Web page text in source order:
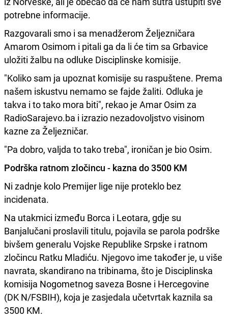
potrebne informacije.
Razgovarali smo i sa menadžerom Željezničara
Amarom Osimom i pitali ga da li će tim sa Grbavice
uložiti žalbu na odluke Disciplinske komisije.
"Koliko sam ja upoznat komisije su raspuštene. Prema
našem iskustvu nemamo se fajde žaliti. Odluka je
takva i to tako mora biti", rekao je Amar Osim za
RadioSarajevo.ba i izrazio nezadovoljstvo visinom
kazne za Željezničar.
"Pa dobro, valjda to tako treba", ironičan je bio Osim.
Podrška ratnom zločincu - kazna do 3500 KM
Ni zadnje kolo Premijer lige nije proteklo bez
incidenata.
Na utakmici između Borca i Leotara, gdje su
Banjalučani proslavili titulu, pojavila se parola podrške
bivšem generalu Vojske Republike Srpske i ratnom
zločincu Ratku Mladiću. Njegovo ime također je, u više
navrata, skandirano na tribinama, što je Disciplinska
komisija Nogometnog saveza Bosne i Hercegovine
(DK N/FSBIH), koja je zasjedala učetvrtak kaznila sa
3500 KM.